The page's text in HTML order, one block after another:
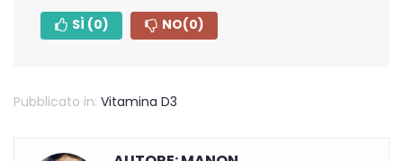
SÌ (0) NO(0)
Pubblicato in: Vitamina D3